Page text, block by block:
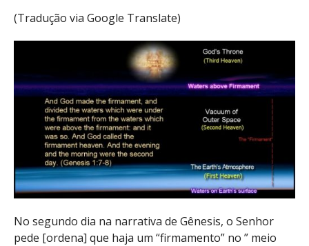
(Tradução via Google Translate)
No segundo dia na narrativa de Gênesis, o Senhor
pede [ordena] que haja um “firmamento” no ” meio